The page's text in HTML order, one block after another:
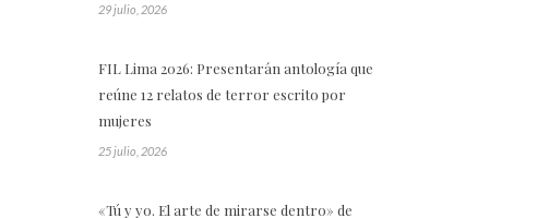
29 julio, 2026
FIL Lima 2026: Presentarán antología que
reúne 12 relatos de terror escrito por
mujeres
25 julio, 2026
«Tú y yo. El arte de mirarse dentro» de